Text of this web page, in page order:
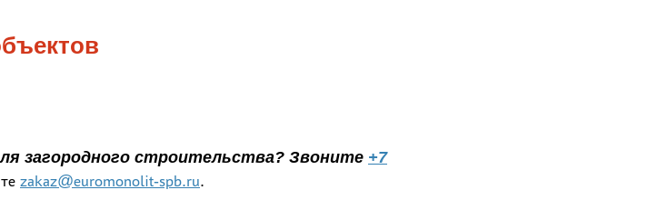
загородного строительства? Звоните +7
zakaz@euromonolit-spb.ru.